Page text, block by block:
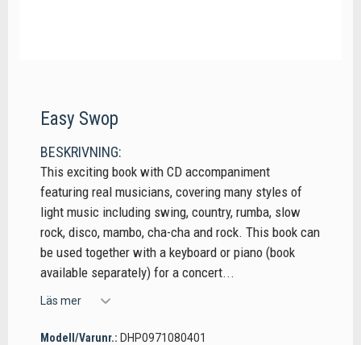
Easy Swop
BESKRIVNING:
This exciting book with CD accompaniment
featuring real musicians, covering many styles of
light music including swing, country, rumba, slow
rock, disco, mambo, cha-cha and rock. This book can
be used together with a keyboard or piano (book
available separately) for a concert...
Läs mer
Modell/Varunr.: DHP0971080401